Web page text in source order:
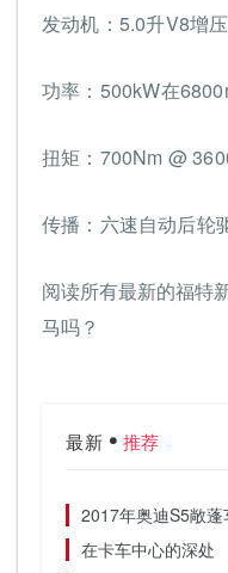
发动机：5.0升V8增
功率：500kW在
扭矩：700Nm @
传播：六速自动后轮
阅读所有最新的福特
马吗？
最新 推荐
2017年奥迪S5敞
在卡车中心的深处